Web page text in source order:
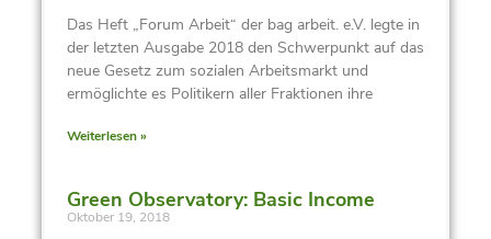
Das Heft „Forum Arbeit“ der bag arbeit. e.V. legte in
der letzten Ausgabe 2018 den Schwerpunkt auf das
neue Gesetz zum sozialen Arbeitsmarkt und
ermöglichte es Politikern aller Fraktionen ihre
Weiterlesen »
Green Observatory: Basic Income
Oktober 19, 2018